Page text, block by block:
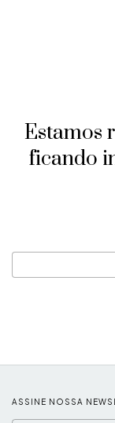
Estamos
ficando
ASSINE NOSSA